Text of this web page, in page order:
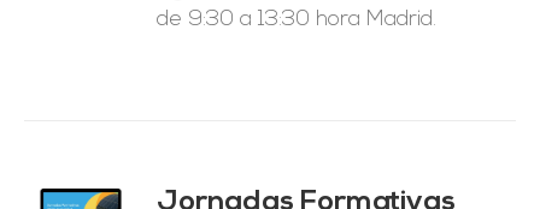
de 9:30 a 13:30 hora Madrid.
Jornadas Formativas